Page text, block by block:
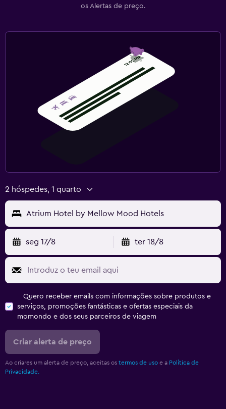
os Alertas de preço.
2 hóspedes, 1 quarto
Atrium Hotel by Mellow Mood Hotels
seg 17/8 ter 18/8
Quero receber emails com informações sobre produtos e
serviços, promoções fantásticas e ofertas especiais da
momondo e dos seus parceiros de viagem
Criar alerta de preço
Ao criares um alerta de preço, aceitas os termos de uso e a Política de
Privacidade.